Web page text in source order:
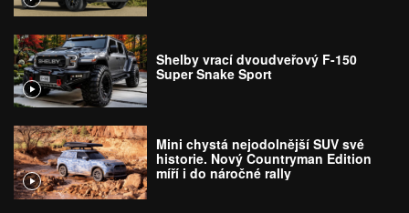
Shelby vrací dvoudveřový F-150
Super Snake Sport
Mini chystá nejodolnější SUV své
historie. Nový Countryman Edition
míří i do náročné rally